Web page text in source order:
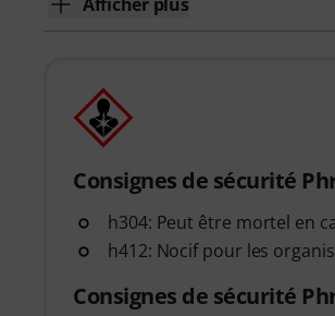
Consignes de sécurité
h304: Peut être mortel en
h412: Nocif pour les
Consignes de sécurité